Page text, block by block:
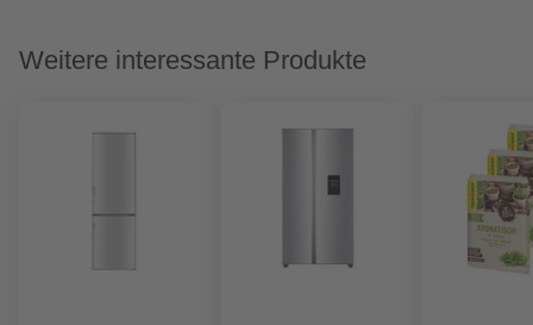
Weitere interessante Produkte